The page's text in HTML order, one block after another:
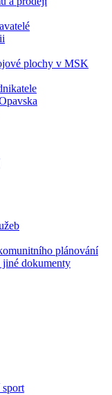
plochy v MSK
plánování
dokumenty
sport